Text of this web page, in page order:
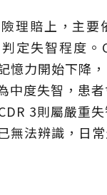
理賠上，主要
定失智程度。
憶力開始下降
中度失智，患
3則屬嚴重
無法辨識，日